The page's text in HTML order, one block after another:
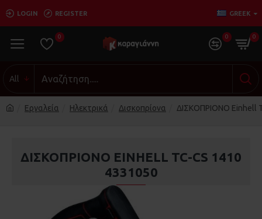
LOGIN REGISTER GREEK
0 0 0
All
Εργαλεία Ηλεκτρικά Δισκοπρίονα ΔΙΣΚΟΠΡΙΟΝΟ Einhell
ΔΙΣΚΟΠΡΙΟΝΟ EINHELL TC-CS 1410
4331050